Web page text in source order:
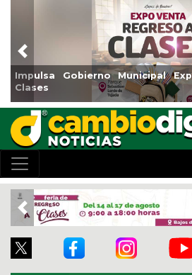
Gobierno Municipal Expo
Previous
Previous